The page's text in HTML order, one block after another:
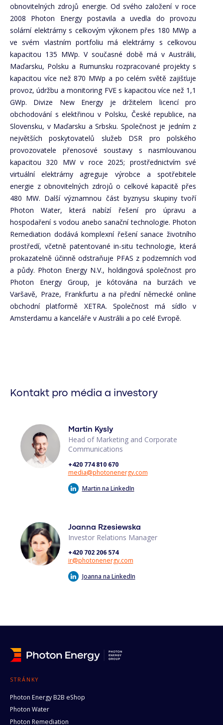
obnovitelných zdrojů energie. Od svého založení v roce
2008 Photon Energy postavila a uvedla do provozu
solární elektrárny s celkovým výkonem přes 180 MWp a
ve svém vlastním portfoliu má elektrárny s celkovou
kapacitou 135 MWp. V současné době má v Austrálii,
Maďarsku, Polsku a Rumunsku rozpracované projekty s
kapacitou více než 870 MWp a po celém světě zajišťuje
provoz, údržbu a monitoring FVE s kapacitou více než 1,1
GWp. Divize New Energy je držitelem licencí pro
obchodování s elektřinou v Polsku, České republice, na
Slovensku, v Maďarsku a Srbsku. Společnost je jedním z
největších poskytovatelů služeb DSR pro polského
provozovatele přenosové soustavy s nasmlouvanou
kapacitou 320 MW v roce 2025; prostřednictvím své
virtuální elektrárny agreguje výrobce a spotřebitele
energie z obnovitelných zdrojů o celkové kapacitě přes
480 MW. Další významnou část byznysu skupiny tvoří
Photon Water, která nabízí řešení pro úpravu a
hospodaření s vodou anebo sanační technologie. Photon
Remediation dodává komplexní řešení sanace životního
prostředí, včetně patentované in-situ technologie, která
prokazatelně účinně odstraňuje PFAS z podzemních vod
a půdy. Photon Energy N.V., holdingová společnost pro
Photon Energy Group, je kótována na burzách ve
Varšavě, Praze, Frankfurtu a na přední německé online
obchodní platformě XETRA. Společnost má sídlo v
Amsterdamu a kanceláře v Austrálii a po celé Evropě.
Kontakt pro média a investory
Martin Kysly
Head of Marketing and Corporate
Communications
+420 774 810 670
media@photonenergy.com
Martin na LinkedIn
Joanna Rzesiewska
Investor Relations Manager
+420 702 206 574
ir@photonenergy.com
Joanna na LinkedIn
STRÁNKY
Photon Energy B2B eShop
Photon Water
Photon Remediation